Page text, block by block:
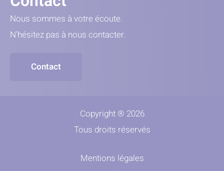
Nous sommes à votre écoute.
N'hésitez pas à nous contacter.
Contact
Copyright ® 2026
Tous droits réservés
Mentions légales